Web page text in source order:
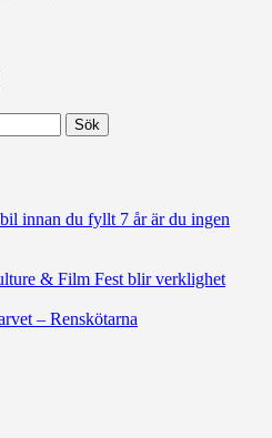
innan du fyllt 7 år är du ingen
& Film Fest blir verklighet
– Renskötarna